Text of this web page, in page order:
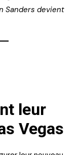
Sanders devient
leur
Vegas